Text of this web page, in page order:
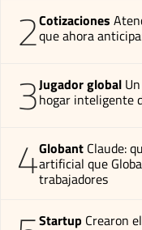
2Cotizaciones
que ahora
3Jugador global
hogar inteligente
4Globant Claude:
artificial que
trabajadores
Startup Crearon